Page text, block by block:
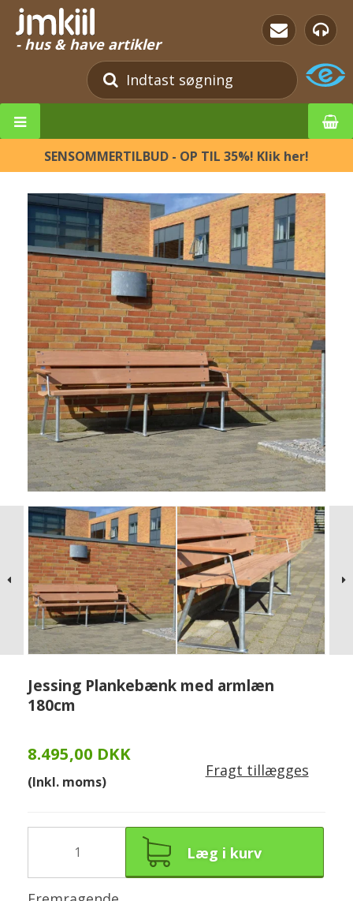
- hus & have artikler
SENSOMMERTILBUD - OP TIL 35%! Klik her!
Jessing Plankebænk med armlæn
180cm
8.495,00 DKK
(Inkl. moms)
Fragt tillægges
Læg i kurv